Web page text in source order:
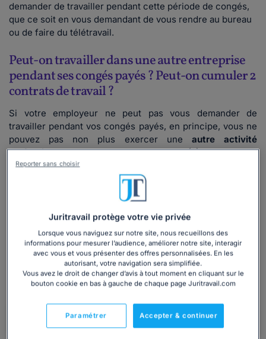
demander de travailler pendant cette période de congés,
que ce soit en vous demandant de vous rendre au bureau
ou de faire du télétravail.
Peut-on travailler dans une autre entreprise
pendant ses congés payés ? Peut-on cumuler 2
contrats de travail ?
Si votre employeur ne peut pas vous demander de
travailler pendant vos congés payés, en principe, vous ne
pouvez pas non plus exercer une autre activité
professionnelle pour un autre employeur(3).
exception
autorisé. En effet, durant vos congés payés, vous pouvez
contrat de vendanges
Vous devez néanmoins recueillir l'accord préalable de
votre employeur habituel.
Il s'agit d'untype particulier de contrat saisonnierqui
permet à tout salarié d'être recruté pour les préparatifs
des vendanges et leur réalisation (cueillette du raisin,
portage des hottes et paniers…).
Juritravail protège votre vie privée
Lorsque vous naviguez sur notre site, nous recueillons des
informations pour mesurer l’audience, améliorer notre site, interagir
avec vous et vous présenter des offres personnalisées. En les
autorisant, votre navigation sera simplifiée.
Vous avez le droit de changer d’avis à tout moment en cliquant sur le
bouton cookie en bas à gauche de chaque page Juritravail.com
Accepter & continuer
Paramétrer
Reporter sans choisir